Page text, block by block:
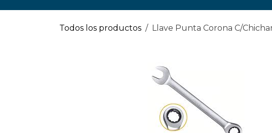
Todos los productos Llave Punta Corona C/